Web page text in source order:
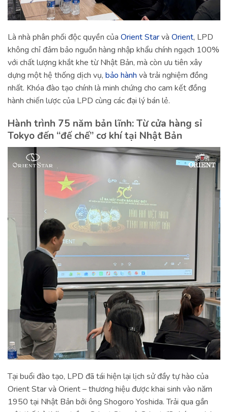
Là nhà phân phối độc quyền của Orient Starvà Orient, LPD
không chỉ đảm bảo nguồn hàng nhập khẩu chính ngạch 100%
với chất lượng khắt khe từ Nhật Bản, mà còn ưu tiên xây
dựng một hệ thống dịch vụ, bảo hành và trải nghiệm đồng
nhất. Khóa đào tạo chính là minh chứng cho cam kết đồng
hành chiến lược của LPD cùng các đại lý bán lẻ.
Hành trình 75 năm bản lĩnh: Từ cửa hàng sỉ
Tokyo đến “đế chế” cơ khí tại Nhật Bản
Tại buổi đào tạo, LPD đã tái hiện lại lịch sử đầy tự hào của
Orient Star và Orient – thương hiệu được khai sinh vào năm
1950 tại Nhật Bản bởi ông Shogoro Yoshida. Trải qua gần